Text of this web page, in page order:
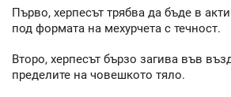
Първо, херпесът трябва да бъде в
под формата на мехурчета с течност.
Второ, херпесът бързо загива във
пределите на човешкото тяло.